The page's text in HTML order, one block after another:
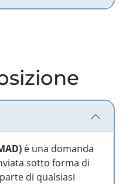
è una domanda
sotto forma di
di qualsiasi